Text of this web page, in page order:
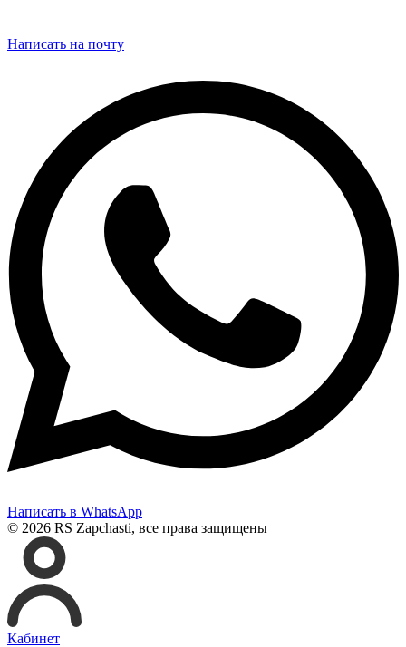
Написать на почту
Написать в WhatsApp
© 2026 RS Zapchasti, все права защищены
Кабинет